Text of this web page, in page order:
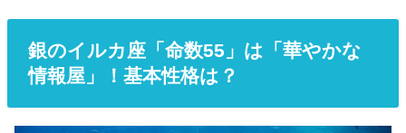
銀のイルカ座「命数55」は「華やかな
情報屋」！基本性格は？